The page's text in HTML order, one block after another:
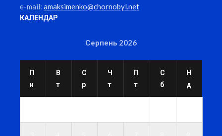
e-mail: amaksimenko@chornobyl.net
КАЛЕНДАР
Серпень 2026
П
н
В
т
С
р
Ч
т
П
т
С
б
Н
д